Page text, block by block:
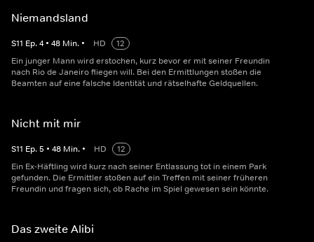
Niemandsland
S11 Ep.4 • 48 Min. • HD
12
Ein junger Mann wird erstochen, kurz bevor er mit seiner Freundin
nach Rio de Janeiro fliegen will. Bei den Ermittlungen stoßen die
Beamten auf eine falsche Identität und rätselhafte Geldquellen.
Nicht mit mir
S11 Ep.5 • 48 Min. • HD
12
Ein Ex-Häftling wird kurz nach seiner Entlassung tot in einem Park
gefunden. Die Ermittler stoßen auf ein Treffen mit seiner früheren
Freundin und fragen sich, ob Rache im Spiel gewesen sein könnte.
Das zweite Alibi